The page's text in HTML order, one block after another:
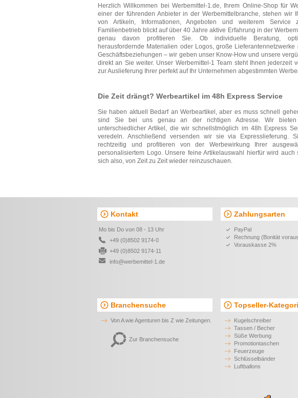
Herzlich Willkommen bei Werbemittel-1.de, Ihrem Online-Shop für
einer der führenden Anbieter in der Werbemittelbranche, stehen wir
von Artikeln, Informationen, Angeboten und weiterem Service
Familienbetrieb blickt auf über 40 Jahre aktive Erfahrung in der
genau davon profitieren Sie. Ob individuelle Beratung,
herausfordernde Materialien oder Logos, große Lieferantennetzwerke
Geschäftsbeziehungen – wir geben unser Know-How und unsere
direkt an Sie weiter. Unser Werbemittel-1 Team steht Ihnen jederzeit
zur Auslieferung Ihrer perfekt auf Ihr Unternehmen abgestimmten
Die Zeit drängt? Werbeartikel im 48h Express Service
Sie haben aktuell Bedarf an Werbeartikel, aber es muss schnell
sind Sie bei uns genau an der richtigen Adresse. Wir bieten
unterschiedlicher Artikel, die wir schnellstmöglich im 48h Express
veredeln. Anschließend versenden wir sie via Expresslieferung.
rechtzeitig und profitieren von der Werbewirkung Ihrer
personalisiertem Logo. Unsere feine Artikelauswahl hierfür wird auch
sich also, von Zeit zu Zeit wieder reinzuschauen.
Kontakt
Mo bis Do von 08 - 13 Uhr
+49 (0)8502 9174-0
+49 (0)8502 9174-11
info@werbemittel-1.de
Zahlungsarten
PayPal
Rechnung (Bonität
Vorauskasse 2%
Branchensuche
Von A wie Agenturen bis Z wie Zeitungen.
Zur Branchensuche
Topseller-
Kugelschreiber
Tassen / Becher
Süße Werbung
Promotiontaschen
Feuerzeuge
Schlüsselbänder
Luftballons